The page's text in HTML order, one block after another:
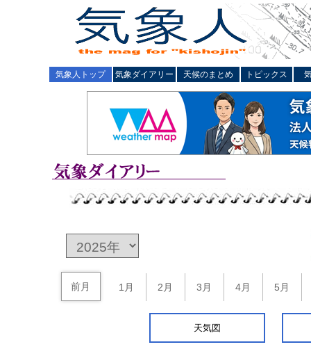
気象人トップ 気象ダイアリー 天候のまとめ トピックス
前月 1月 2月 3月 4月 5月
天気図